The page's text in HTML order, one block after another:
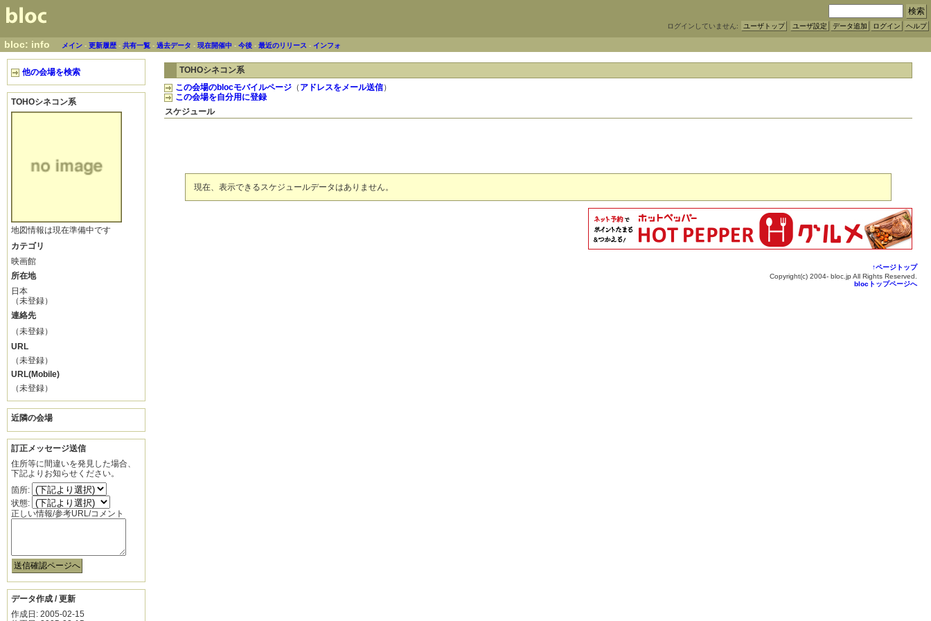
ログインしていません: ユーザトップ ユーザ設定 データ追加 ログイン ヘルプ
bloc: info メイン -更新履歴 -共有一覧 -過去データ -現在開催中 -今後 -最近のリリース - インフォ
他の会場を検索
TOHOシネコン系
地図情報は現在準備中です
カテゴリ
映画館
所在地
日本
（未登録）
連絡先
（未登録）
URL
（未登録）
URL(Mobile)
（未登録）
近隣の会場
訂正メッセージ送信
住所等に間違いを発見した場合、
下記よりお知らせください。
箇所:
状態:
正しい情報/参考URL/コメント
データ作成 / 更新
作成日: 2005-02-15
TOHOシネコン系
この会場のblocモバイルページ （ アドレスをメール送信）
この会場を自分用に登録
スケジュール
現在、表示できるスケジュールデータはありません。
↑ページトップ
Copyright(c) 2004- bloc.jp All Rights Reserved.
blocトップページへ